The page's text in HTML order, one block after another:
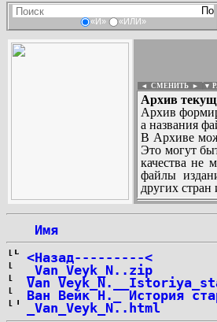
«И» «ИЛИ»
◄ СМЕНИТЬ ► ▼
Архив
Архив
а названия
В Архиве
Это могут
качества не
файлы
других стран
Имя
<Назад---------<
_Van_Veyk_N..zip
Van
Ван Вейк Н._ История
_Van_Veyk_N..html